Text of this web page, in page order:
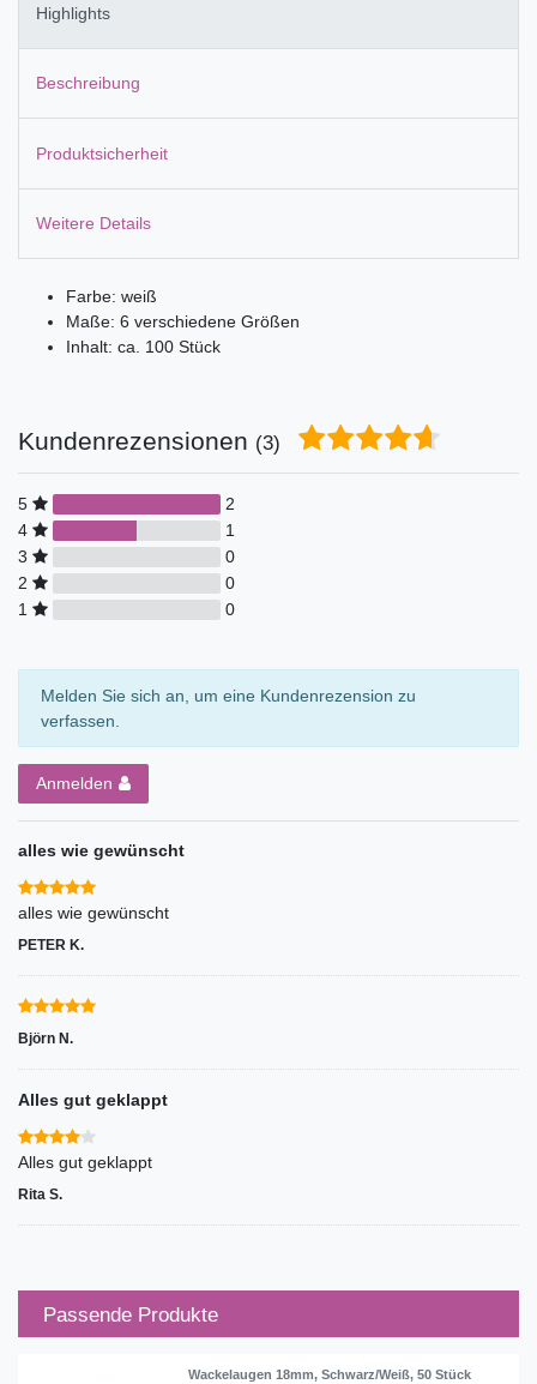
Highlights
Beschreibung
Produktsicherheit
Weitere Details
Farbe: weiß
Maße: 6 verschiedene Größen
Inhalt: ca. 100 Stück
Kundenrezensionen (3)
5
2
4
1
3
0
2
0
1
0
Melden Sie sich an, um eine Kundenrezension zu
verfassen.
Anmelden
alles wie gewünscht
alles wie gewünscht
PETER K.
Björn N.
Alles gut geklappt
Alles gut geklappt
Rita S.
Passende Produkte
Wackelaugen 18mm, Schwarz/Weiß, 50 Stück